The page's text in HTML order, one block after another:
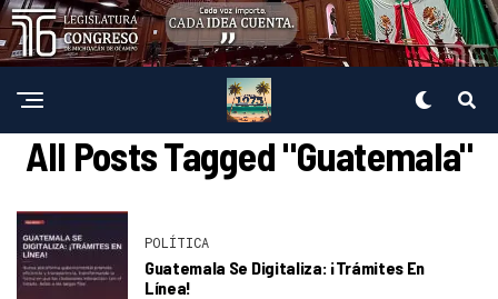
All Posts Tagged "Guatemala"
POLÍTICA
Guatemala Se Digitaliza: ¡Trámites En
Línea!